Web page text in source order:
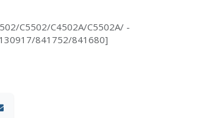
C5502/C4502A/C5502A/ -
841752/841680]